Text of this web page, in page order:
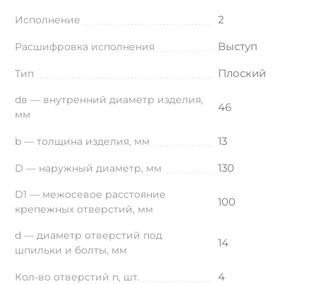
Исполнение 2
Расшифровка исполнения Выступ
Тип Плоский
dв — внутренний диаметр изделия,
мм
46
b — толщина изделия, мм 13
D — наружный диаметр, мм 130
D1 — межосевое расстояние
крепежных отверстий, мм
100
d — диаметр отверстий под
шпильки и болты, мм
14
Кол-во отверстий n, шт. 4